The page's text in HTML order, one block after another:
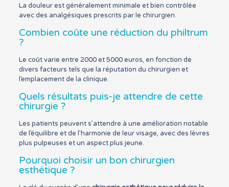
La douleur est généralement minimale et bien contrôlée
avec des analgésiques prescrits par le chirurgien.
Combien coûte une réduction du philtrum
?
Le coût varie entre 2000 et 5000 euros, en fonction de
divers facteurs tels que la réputation du chirurgien et
l’emplacement de la clinique.
Quels résultats puis-je attendre de cette
chirurgie ?
Les patients peuvent s’attendre à une amélioration notable
de l’équilibre et de l’harmonie de leur visage, avec des lèvres
plus pulpeuses et un aspect plus jeune.
Pourquoi choisir un bon chirurgien
esthétique ?